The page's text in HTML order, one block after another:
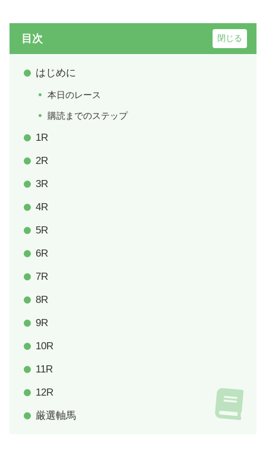
目次
はじめに
本日のレース
購読までのステップ
1R
2R
3R
4R
5R
6R
7R
8R
9R
10R
11R
12R
厳選軸馬